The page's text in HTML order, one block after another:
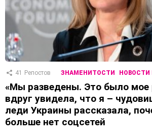
41 Репостов ЗНАМЕНИТОСТИ
«Мы разведены. Это было мое
вдруг увидела, что я –
леди Украины рассказала,
больше нет соцсетей